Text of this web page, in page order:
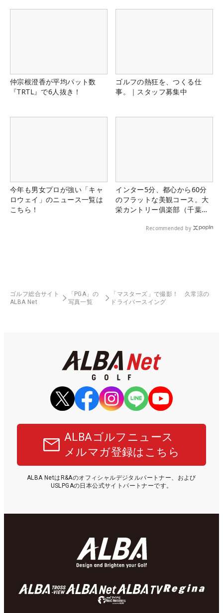
仲宗根澄香が平均パット数
『TRTL』で6人抜き！
ゴルフの熱狂を、つくる仕
事。｜スタッフ募集中
今年も男女プロが強い「キャ
ロウェイ」のニュース一覧は
こちら！
インター5分、都心から60分
のフラットな美観コース。大
栄カントリー俱楽部（千葉
Recommended by
ゴルフ総合サイト
ALBA Net
「PGA」の
写真一覧
「マスターズ」で撮影！ 久常涼の
ドライバースイング
ALBAゴルフニュース
メルマガ登録はこちら
ALBA NetはR&Aのオフィシャルデジタルパートナー、および
USLPGAの日本公式サイトパートナーです。